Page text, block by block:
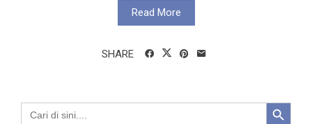
Read More
SHARE
Search
for:
Search Button